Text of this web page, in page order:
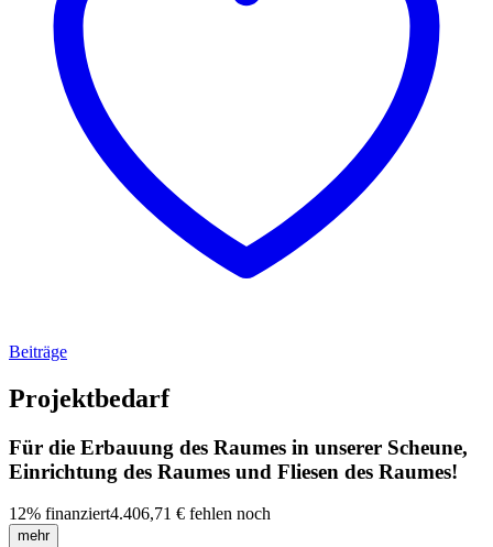
Beiträge
Projektbedarf
Für die Erbauung des Raumes in unserer Scheune,
Einrichtung des Raumes und Fliesen des Raumes!
12% finanziert4.406,71 € fehlen noch
mehr